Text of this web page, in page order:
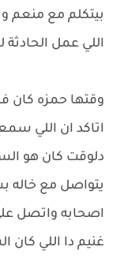
بيتكلم مع منعم
اللي عمل الحادثة
وقتها حمزه كان
اتاكد ان اللي
دلوقت كان هو
يتواصل مع خاله
اصحابه واتصل
غنيم دا اللي كان